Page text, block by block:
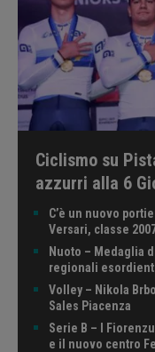
Ciclismo su
azzurri alla 6
C’è un nuovo
Versari, classe
Nuoto – Medaglia
regionali
Volley – Nikola
Sales Piacenza
Serie B – I
e il nuovo centro